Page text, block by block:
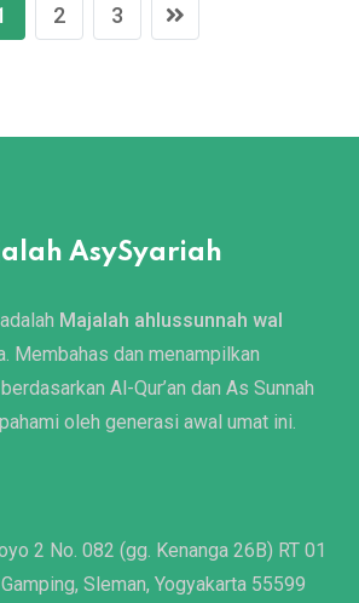
2 3
AsySyariah
adalah Majalah ahlussunnah wal
Membahas dan menampilkan
Al-Qur’an dan As Sunnah
oleh generasi awal umat ini.
2 No. 082 (gg. Kenanga 26B) RT 01
Sleman, Yogyakarta 55599